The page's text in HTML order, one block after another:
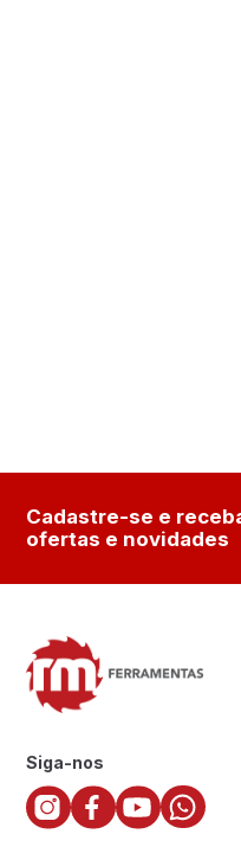
Cadastre-se e
ofertas e novidades
Siga-nos